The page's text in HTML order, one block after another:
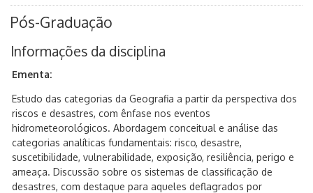
Pós-Graduação
Informações da disciplina
Ementa:
Estudo das categorias da Geografia a partir da perspectiva dos
riscos e desastres, com ênfase nos eventos
hidrometeorológicos. Abordagem conceitual e análise das
categorias analíticas fundamentais: risco, desastre,
suscetibilidade, vulnerabilidade, exposição, resiliência, perigo e
ameaça. Discussão sobre os sistemas de classificação de
desastres, com destaque para aqueles deflagrados por